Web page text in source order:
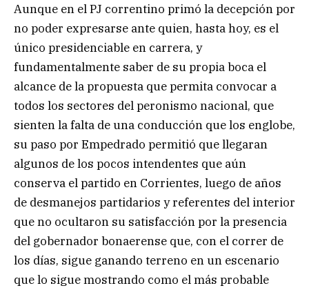
Aunque en el PJ correntino primó la decepción por
no poder expresarse ante quien, hasta hoy, es el
único presidenciable en carrera, y
fundamentalmente saber de su propia boca el
alcance de la propuesta que permita convocar a
todos los sectores del peronismo nacional, que
sienten la falta de una conducción que los englobe,
su paso por Empedrado permitió que llegaran
algunos de los pocos intendentes que aún
conserva el partido en Corrientes, luego de años
de desmanejos partidarios y referentes del interior
que no ocultaron su satisfacción por la presencia
del gobernador bonaerense que, con el correr de
los días, sigue ganando terreno en un escenario
que lo sigue mostrando como el más probable